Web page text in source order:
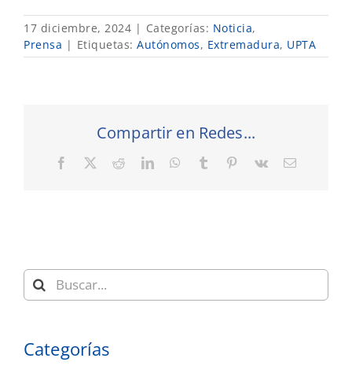
17 diciembre, 2024 | Categorías: Noticia,
Prensa | Etiquetas: Autónomos, Extremadura, UPTA
Compartir en Redes...
Facebook RedditLinkedInWhatsApp
Tumblr Pinterest
Vk
Correo
Buscar:
Categorías